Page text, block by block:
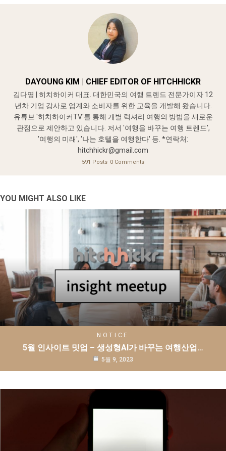
DAYOUNG KIM | CHIEF EDITOR OF HITCHHICKR
김다영 | 히치하이커 대표. 대한민국의 여행 트렌드 전문가이자 12
년차 기업 강사로 업계와 소비자를 위한 교육을 개발해 왔습니다.
유튜브 '히치하이커TV'를 통해 개별 럭셔리 여행의 방법을 새로운
관점으로 제안하고 있습니다. 저서 '여행을 바꾸는 여행 트렌드',
'여행의 미래', '나는 호텔을 여행한다' 등. *연락처:
hitchhickr@gmail.com
591 Posts 0 Comments
YOU MIGHT ALSO LIKE
NOTICE
5월 인사이트 밋업 – 생성형AI가 바꾸는 여행산업…
5월 9, 2023